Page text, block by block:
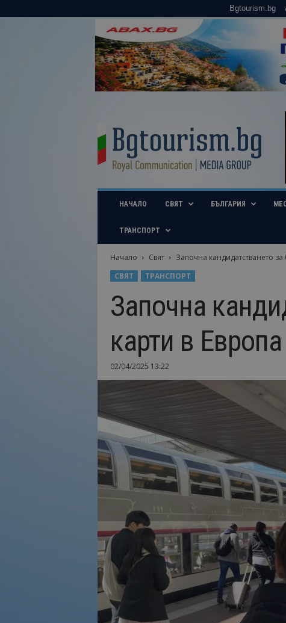
Bgtourism.bg
u
i
b
о
о
т
у
р
и
з
а
!
НАЧАЛО СВЯТ БЪЛГАРИЯ
ТРАНСПОРТ
Начало Свят
Започна кандидатстването
СВЯТ
ТРАНСПОРТ
Започна
карти в
02/04/2025 13:22